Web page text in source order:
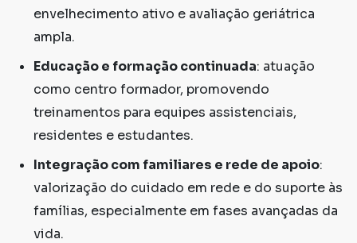
envelhecimento ativo e avaliação geriátrica
ampla.
Educação e formação continuada: atuação
como centro formador, promovendo
treinamentos para equipes assistenciais,
residentes e estudantes.
Integração com familiares e rede de apoio:
valorização do cuidado em rede e do suporte às
famílias, especialmente em fases avançadas da
vida.